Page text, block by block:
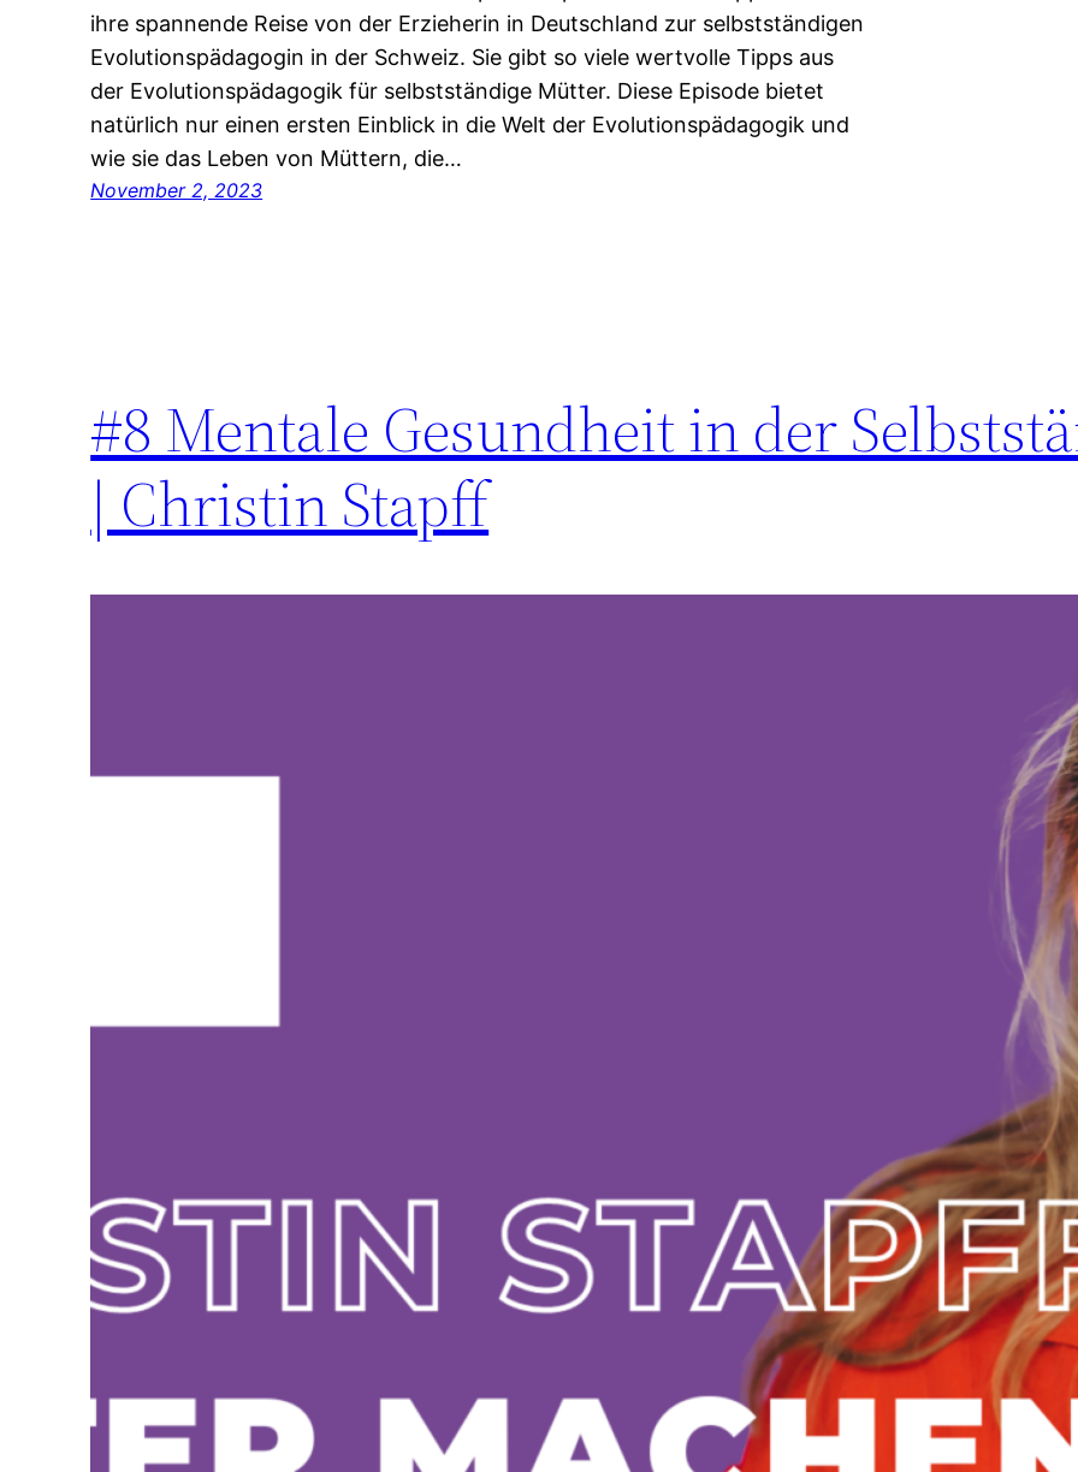
ihre spannende Reise von der Erzieherin in Deutschland zur selbstständigen
Evolutionspädagogin in der Schweiz. Sie gibt so viele wertvolle Tipps aus
der Evolutionspädagogik für selbstständige Mütter. Diese Episode bietet
natürlich nur einen ersten Einblick in die Welt der Evolutionspädagogik und
wie sie das Leben von Müttern, die…
November 2, 2023
#8 Mentale Gesundheit in der
| Christin Stapff